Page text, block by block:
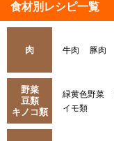
食材別レシピ一覧
肉 牛肉 豚肉
野菜
豆類
キノコ類
緑黄色野菜
イモ類